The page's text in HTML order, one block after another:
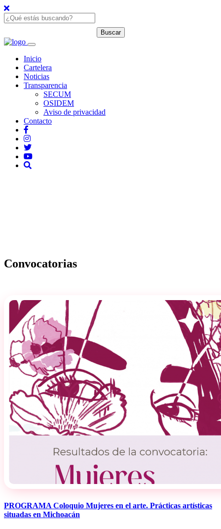
Inicio
Cartelera
Noticias
Transparencia
SECUM
OSIDEM
Aviso de privacidad
Contacto
Convocatorias
PROGRAMA Coloquio Mujeres en el arte. Prácticas artísticas
situadas en Michoacán